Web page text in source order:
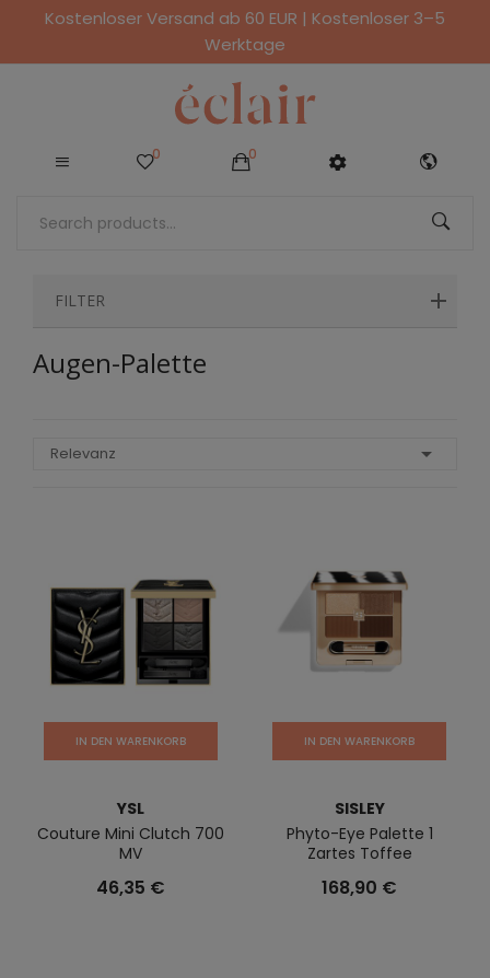
Kostenloser Versand ab 60 EUR | Kostenloser 3–5
Werktage
0 0
FILTER
Augen-Palette
Relevanz 
IN DEN WARENKORB
YSL
Couture Mini Clutch 700
MV
46,35 €
IN DEN WARENKORB
SISLEY
Phyto-Eye Palette 1
Zartes Toffee
168,90 €